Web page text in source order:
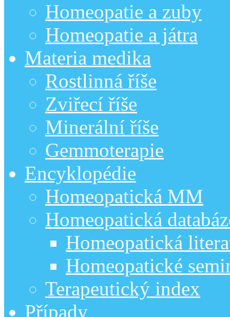
Homeopatie a zuby
Homeopatie a játra
Materia medika
Rostlinná říše
Zviřecí říše
Minerální říše
Gemmoterapie
Encyklopédie
Homeopatická MM
Homeopatická
Homeopatická
Homeopatické
Terapeutický index
Případy